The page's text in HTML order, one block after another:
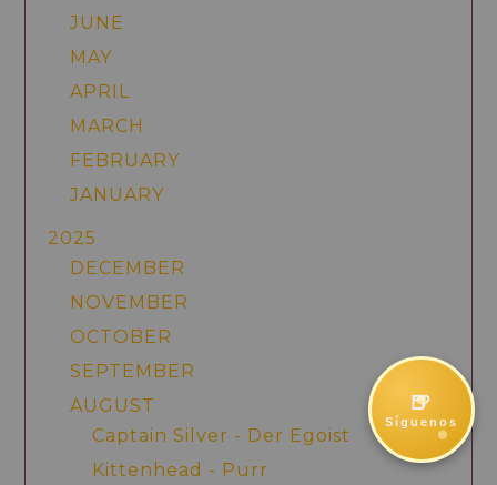
JUNE
MAY
APRIL
MARCH
FEBRUARY
JANUARY
2025
DECEMBER
NOVEMBER
OCTOBER
SEPTEMBER
AUGUST
Captain Silver - Der Egoist
Kittenhead - Purr
🍺
Síguenos